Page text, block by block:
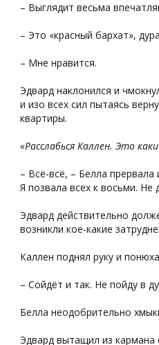
– Выглядит весьма
– Это «красный бархат»,
– Мне нравится.
Эдвард наклонился и
и изо всех сил пытаясь
квартиры.
«Расслабься Каллен. Это
– Всё-всё, – Белла
Я позвала всех к восьми.
Эдвард действительно
возникли кое-какие
Каллен поднял руку и
– Сойдёт и так. Не пойду в
Белла неодобрительно
Эдвард вытащил из кармана